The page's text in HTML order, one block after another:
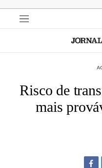
Risco de
mais